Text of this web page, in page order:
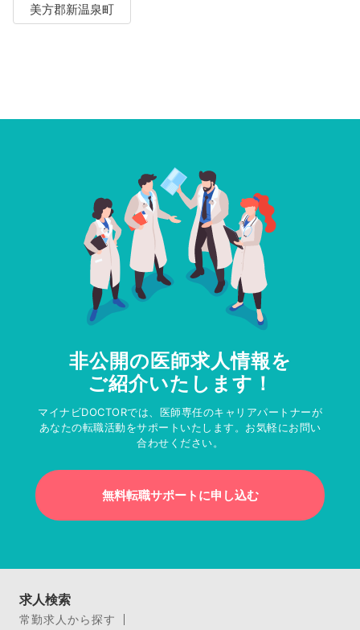
美方郡新温泉町
非公開の医師求人情報を
ご紹介いたします！
マイナビDOCTORでは、医師専任のキャリアパートナーが
あなたの転職活動をサポートいたします。お気軽にお問い
合わせください。
無料転職サポートに申し込む
求人検索
常勤求人から探す